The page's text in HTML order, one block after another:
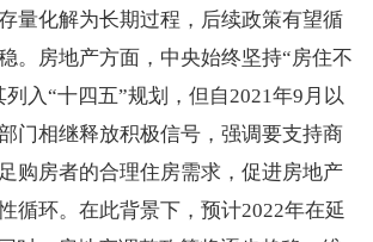
量化解为长期过程，后续政策有望循
。房地产方面，中央始终坚持“房住不
入“十四五”规划，但自2021年9月以
门相继释放积极信号，强调要支持商
购房者的合理住房需求，促进房地产
循环。在此背景下，预计2022年在延